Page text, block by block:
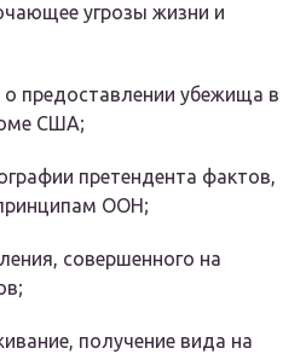
угрозы жизни и
о предоставлении убежища в
США;
претендента фактов,
ООН;
совершенного на
получение вида на